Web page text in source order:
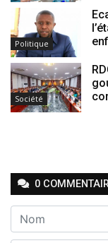
Politique
Société
0